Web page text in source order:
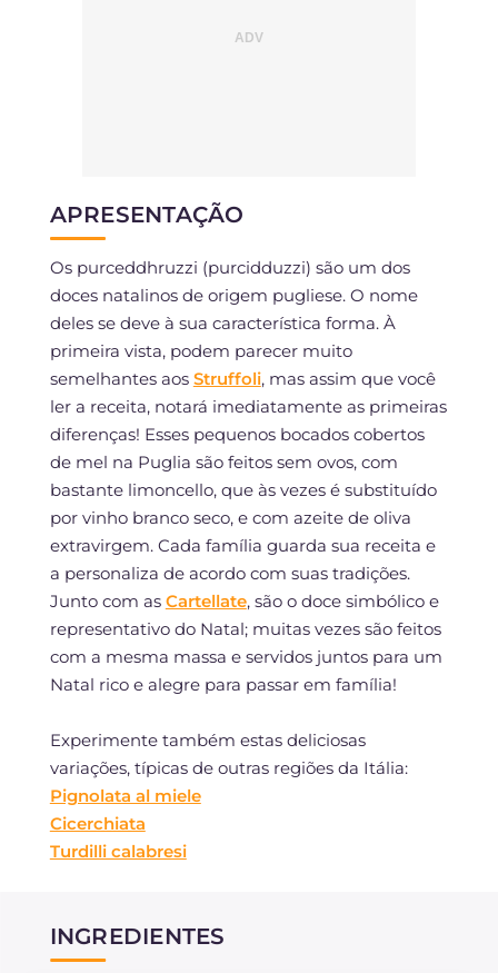
APRESENTAÇÃO
Os purceddhruzzi (purcidduzzi) são um dos
doces natalinos de origem pugliese. O nome
deles se deve à sua característica forma. À
primeira vista, podem parecer muito
semelhantes aos Struffoli, mas assim que você
ler a receita, notará imediatamente as primeiras
diferenças! Esses pequenos bocados cobertos
de mel na Puglia são feitos sem ovos, com
bastante limoncello, que às vezes é substituído
por vinho branco seco, e com azeite de oliva
extravirgem. Cada família guarda sua receita e
a personaliza de acordo com suas tradições.
Junto com as Cartellate, são o doce simbólico e
representativo do Natal; muitas vezes são feitos
com a mesma massa e servidos juntos para um
Natal rico e alegre para passar em família!
Experimente também estas deliciosas
variações, típicas de outras regiões da Itália:
Pignolata al miele
Cicerchiata
Turdilli calabresi
INGREDIENTES